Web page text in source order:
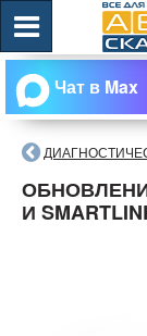
Чат в Max
И